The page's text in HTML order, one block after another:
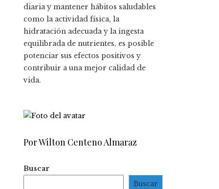
diaria y mantener hábitos saludables
como la actividad física, la
hidratación adecuada y la ingesta
equilibrada de nutrientes, es posible
potenciar sus efectos positivos y
contribuir a una mejor calidad de
vida.
Por Wilton Centeno Almaraz
Buscar
Buscar